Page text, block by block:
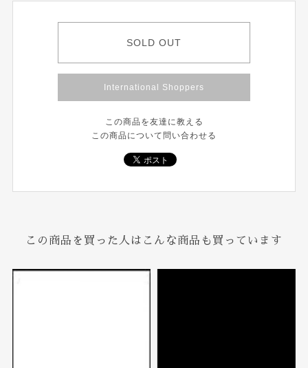
SOLD OUT
International Shoppers
この商品を友達に教える
この商品について問い合わせる
この商品を買った人はこんな商品も買っています